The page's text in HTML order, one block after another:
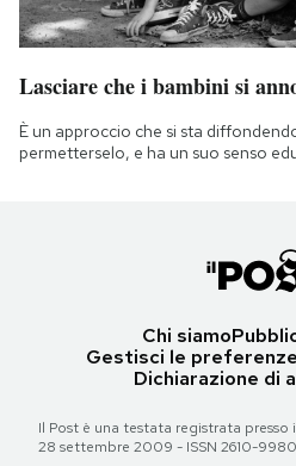
Lasciare che i bambini si
È un approccio che si sta
permetterselo, e ha un suo senso
Chi siamo
Gestisci le preferenze
Dichiarazione di
Il Post è una testata registrata presso
28 settembre 2009 - ISSN 2610-9980